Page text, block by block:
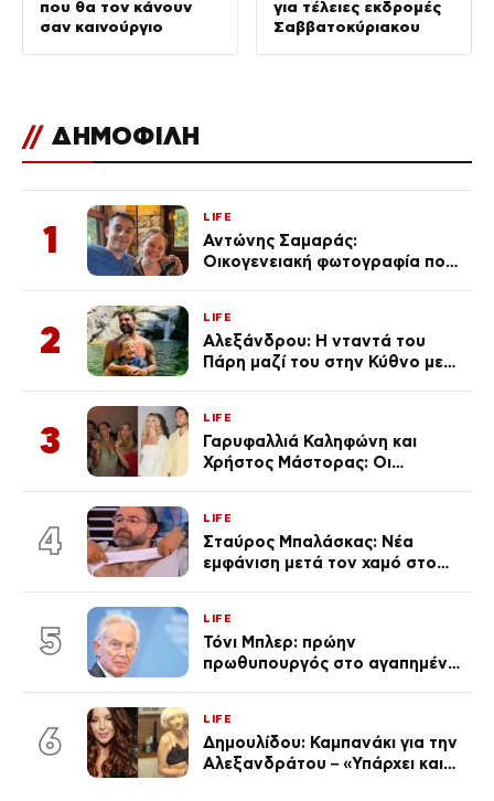
που θα τον κάνουν
σαν καινούργιο
για τέλειες εκδρομές
Σαββατοκύριακου
// ΔΗΜΟΦΙΛΗ
1
LIFE
Αντώνης Σαμαράς:
Οικογενειακή φωτογραφία που
Λένας
2
LIFE
Αλεξάνδρου: Η νταντά του
Πάρη μαζί του στην Κύθνο με
3
LIFE
Γαρυφαλλιά Καληφώνη και
Χρήστος Μάστορας: Οι
απαρατήρητη
4
LIFE
Σταύρος Μπαλάσκας: Νέα
εμφάνιση μετά τον χαμό στο
5
LIFE
Τόνι Μπλερ: πρώην
πρωθυπουργός στο αγαπημένο
6
LIFE
Δημουλίδου: Καμπανάκι για την
Αλεξανδράτου – «Υπάρχει και